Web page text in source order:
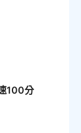
100分